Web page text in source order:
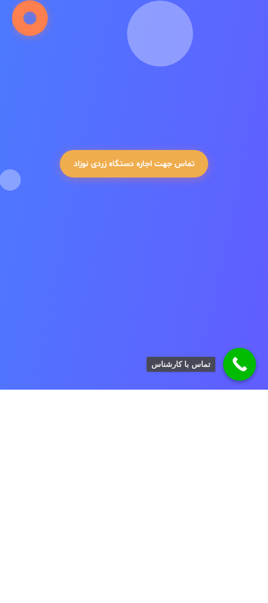
تماس با ما
معتبرترین مرکز اجاره دستگاه زردی
نوزاد
تماس جهت اجاره دستگاه زردی نوزاد
تماس با کارشناس